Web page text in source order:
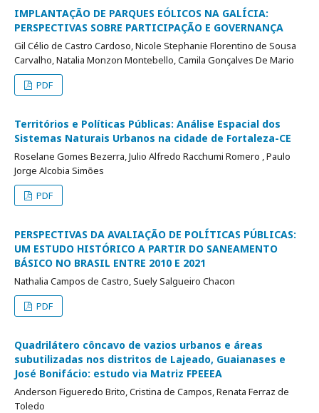
IMPLANTAÇÃO DE PARQUES EÓLICOS NA GALÍCIA:
PERSPECTIVAS SOBRE PARTICIPAÇÃO E GOVERNANÇA
Gil Célio de Castro Cardoso, Nicole Stephanie Florentino de Sousa
Carvalho, Natalia Monzon Montebello, Camila Gonçalves De Mario
PDF
Territórios e Políticas Públicas: Análise Espacial dos
Sistemas Naturais Urbanos na cidade de Fortaleza-CE
Roselane Gomes Bezerra, Julio Alfredo Racchumi Romero , Paulo
Jorge Alcobia Simões
PDF
PERSPECTIVAS DA AVALIAÇÃO DE POLÍTICAS PÚBLICAS:
UM ESTUDO HISTÓRICO A PARTIR DO SANEAMENTO
BÁSICO NO BRASIL ENTRE 2010 E 2021
Nathalia Campos de Castro, Suely Salgueiro Chacon
PDF
Quadrilátero côncavo de vazios urbanos e áreas
subutilizadas nos distritos de Lajeado, Guaianases e
José Bonifácio: estudo via Matriz FPEEEA
Anderson Figueredo Brito, Cristina de Campos, Renata Ferraz de
Toledo